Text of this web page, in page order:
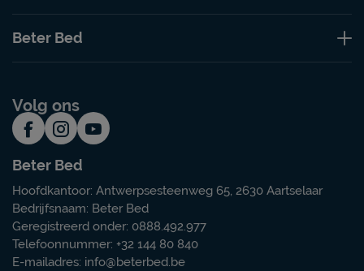
Beter Bed
Volg ons
Beter Bed
Hoofdkantoor: Antwerpsesteenweg 65, 2630 Aartselaar
Bedrijfsnaam: Beter Bed
Geregistreerd onder: 0888.492.977
Telefoonnummer: +32 144 80 840
E-mailadres: info@beterbed.be